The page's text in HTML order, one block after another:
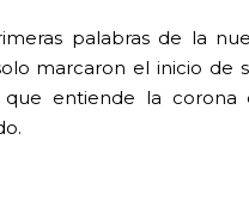
palabras de la
marcaron el inicio de
que entiende la